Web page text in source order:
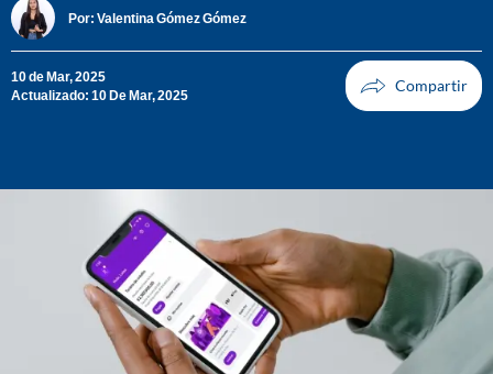
Por: Valentina Gómez Gómez
10 de Mar, 2025
Actualizado: 10 De Mar, 2025